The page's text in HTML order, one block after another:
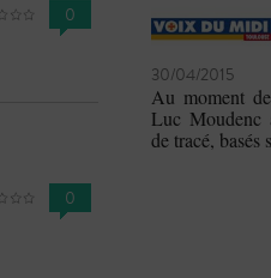
0
0
30/04/2015
Au moment
Luc Moudenc
de tracé, basés